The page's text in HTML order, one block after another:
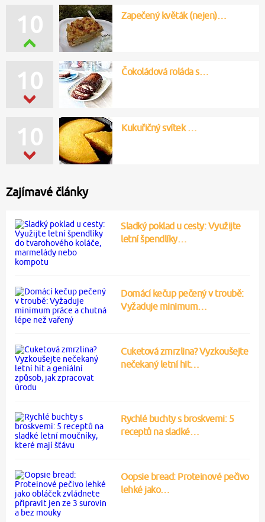
10 Zapečený květák (nejen)…
10 Čokoládová roláda s…
10 Kukuřičný svítek …
Zajímavé články
Sladký poklad u cesty: Využijte
letní špendlíky…
Domácí kečup pečený v troubě:
Vyžaduje minimum…
Cuketová zmrzlina? Vyzkoušejte
nečekaný letní hit…
Rychlé buchty s broskvemi: 5
receptů na sladké…
Oopsie bread: Proteinové pečivo
lehké jako…